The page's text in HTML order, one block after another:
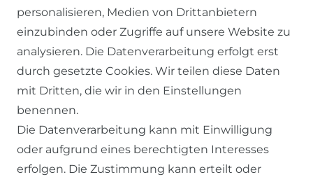
SERVICE
KONTAKT
ZAHLUNG & VERSAND
WIDERRUFSFORMULAR
personalisieren, Medien von Drittanbietern
einzubinden oder Zugriffe auf unsere Website zu
analysieren. Die Datenverarbeitung erfolgt erst
durch gesetzte Cookies. Wir teilen diese Daten
mit Dritten, die wir in den Einstellungen
benennen.
Die Datenverarbeitung kann mit Einwilligung
oder aufgrund eines berechtigten Interesses
erfolgen. Die Zustimmung kann erteilt oder